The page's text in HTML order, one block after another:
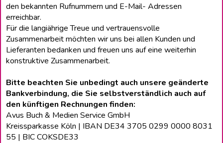
den bekannten Rufnummern und E-Mail- Adressen
erreichbar.
Für die langiährige Treue und vertrauensvolle
Zusammenarbeit möchten wir uns bei allen Kunden und
Lieferanten bedanken und freuen uns auf eine weiterhin
konstruktive Zusammenarbeit.
Bitte beachten Sie unbedingt auch unsere geänderte
Bankverbindung, die Sie selbstverständlich auch auf
den künftigen Rechnungen finden:
Avus Buch & Medien Service GmbH
Kreissparkasse Köln | IBAN DE34 3705 0299 0000 8031
55 | BIC COKSDE33